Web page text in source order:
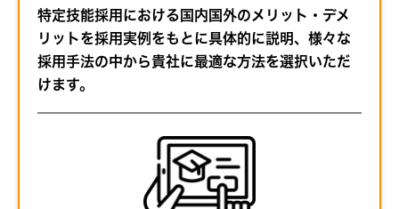
特定技能採用における国内国外のメリット・デメ
リットを採用実例をもとに具体的に説明、様々な
採用手法の中から貴社に最適な方法を選択いただ
けます。